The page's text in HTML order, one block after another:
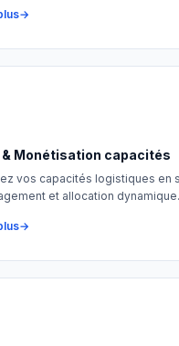
Monétisation capacités
vos capacités logistiques en
et allocation dynamique.